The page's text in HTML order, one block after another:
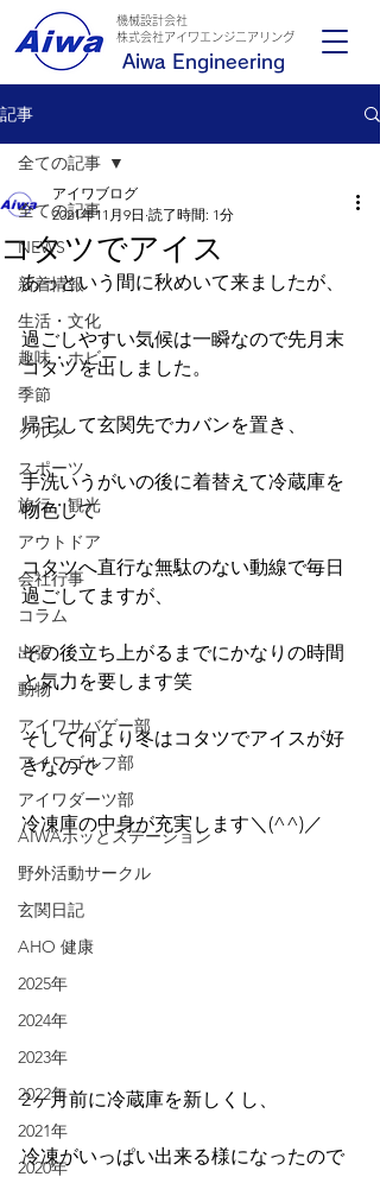
Aiwa Engineering
機械設計会社
​株式会社アイワエンジニアリング
記事
全ての記事
NEWS
新着情報
生活・文化
趣味・ホビー
季節
グルメ
スポーツ
旅行・観光
アウトドア
会社行事
コラム
出張
動物
アイワサバゲー部
アイワゴルフ部
アイワダーツ部
AIWAホッとステーション
野外活動サークル
玄関日記
AHO 健康
2025年
2024年
2023年
2022年
2021年
2020年
全ての記事
コタツでアイス
アイワブログ
2021年11月9日 読了時間: 1分
あっという間に秋めいて来ましたが、
過ごしやすい気候は一瞬なので先月末
コタツを出しました。
帰宅して玄関先でカバンを置き、
手洗いうがいの後に着替えて冷蔵庫を
物色して
コタツへ直行な無駄のない動線で毎日
過ごしてますが、
その後立ち上がるまでにかなりの時間
と気力を要します笑
そして何より冬はコタツでアイスが好
きなので
冷凍庫の中身が充実します＼(^^)／
2ヶ月前に冷蔵庫を新しくし、
冷凍がいっぱい出来る様になったので